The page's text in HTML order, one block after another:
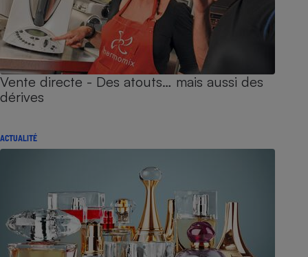
Vente directe - Des atouts… mais aussi des
dérives
ACTUALITÉ